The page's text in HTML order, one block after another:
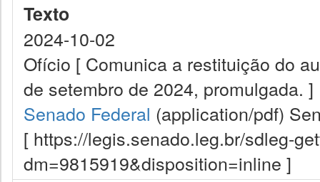
Texto
2024-10-02
Ofício [ Comunica a restituição do
de setembro de 2024, promulgada. ]
Senado Federal (application/pdf)
[ https://legis.senado.leg.br/sdleg-
dm=9815919&disposition=inline ]